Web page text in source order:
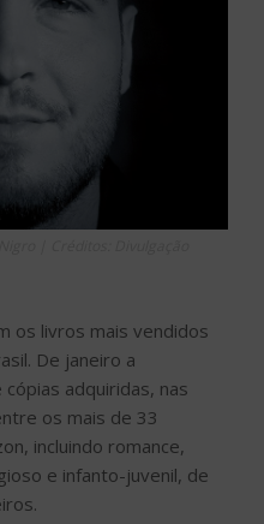
os livros mais vendidos
De janeiro a
adquiridas, nas
os mais de 33
incluindo romance,
e infanto-juvenil, de